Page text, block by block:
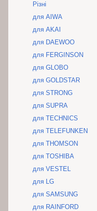
Різні
для AIWA
для AKAI
для DAEWOO
для FERGINSON
для GLOBO
для GOLDSTAR
для STRONG
для SUPRA
для TECHNICS
для TELEFUNKEN
для THOMSON
для TOSHIBA
для VESTEL
для LG
для SAMSUNG
для RAINFORD